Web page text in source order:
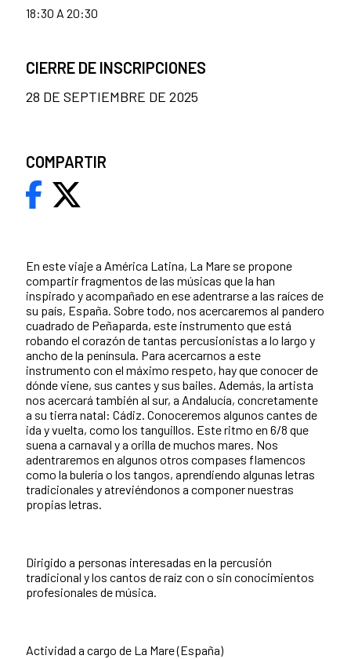
En este viaje a América Latina, La Mare se propone
compartir fragmentos de las músicas que la han
inspirado y acompañado en ese adentrarse a las raíces de
su país, España. Sobre todo, nos acercaremos al pandero
cuadrado de Peñaparda, este instrumento que está
robando el corazón de tantas percusionistas a lo largo y
ancho de la península. Para acercarnos a este
instrumento con el máximo respeto, hay que conocer de
dónde viene, sus cantes y sus bailes. Además, la artista
nos acercará también al sur, a Andalucía, concretamente
a su tierra natal: Cádiz. Conoceremos algunos cantes de
ida y vuelta, como los tanguillos. Este ritmo en 6/8 que
suena a carnaval y a orilla de muchos mares. Nos
adentraremos en algunos otros compases flamencos
como la bulería o los tangos, aprendiendo algunas letras
tradicionales y atreviéndonos a componer nuestras
propias letras.
Dirigido a personas interesadas en la percusión
tradicional y los cantos de raíz con o sin conocimientos
profesionales de música.
Actividad a cargo de La Mare (España)
18:30 A 20:30
CIERRE DE INSCRIPCIONES
28 DE SEPTIEMBRE DE 2025
COMPARTIR